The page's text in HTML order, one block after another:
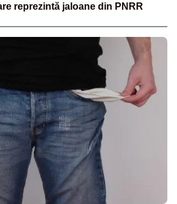
reprezintă jaloane din PNRR